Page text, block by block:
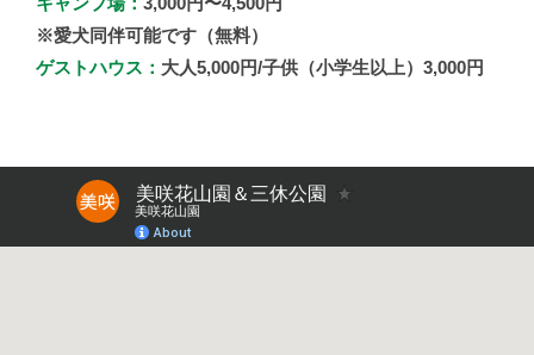
※愛犬同伴可能です（無料）
ゲストハウス： 大人5,000円/子供（小学生以上）3,000円